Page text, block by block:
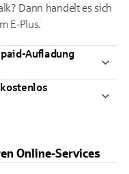
Dann handelt es sich
E-Plus.
Aufladung
Online-Services